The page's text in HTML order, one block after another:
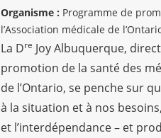
Organisme : Programme de
l’Association médicale de
La Dre Joy Albuquerque,
promotion de la santé des
de l’Ontario, se penche sur
à la situation et à nos
et l’interdépendance – et